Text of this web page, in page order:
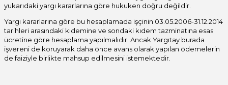
yukarıdaki yargı kararlarına göre hukuken doğru değildir.
Yargı kararlarına göre bu hesaplamada işçinin 03.05.2006-31.12.2014
tarihleri arasındaki kıdemine ve sondaki kıdem tazminatına esas
ücretine göre hesaplama yapılmalıdır. Ancak Yargıtay burada
işvereni de koruyarak daha önce avans olarak yapılan ödemelerin
de faiziyle birlikte mahsup edilmesini istemektedir.